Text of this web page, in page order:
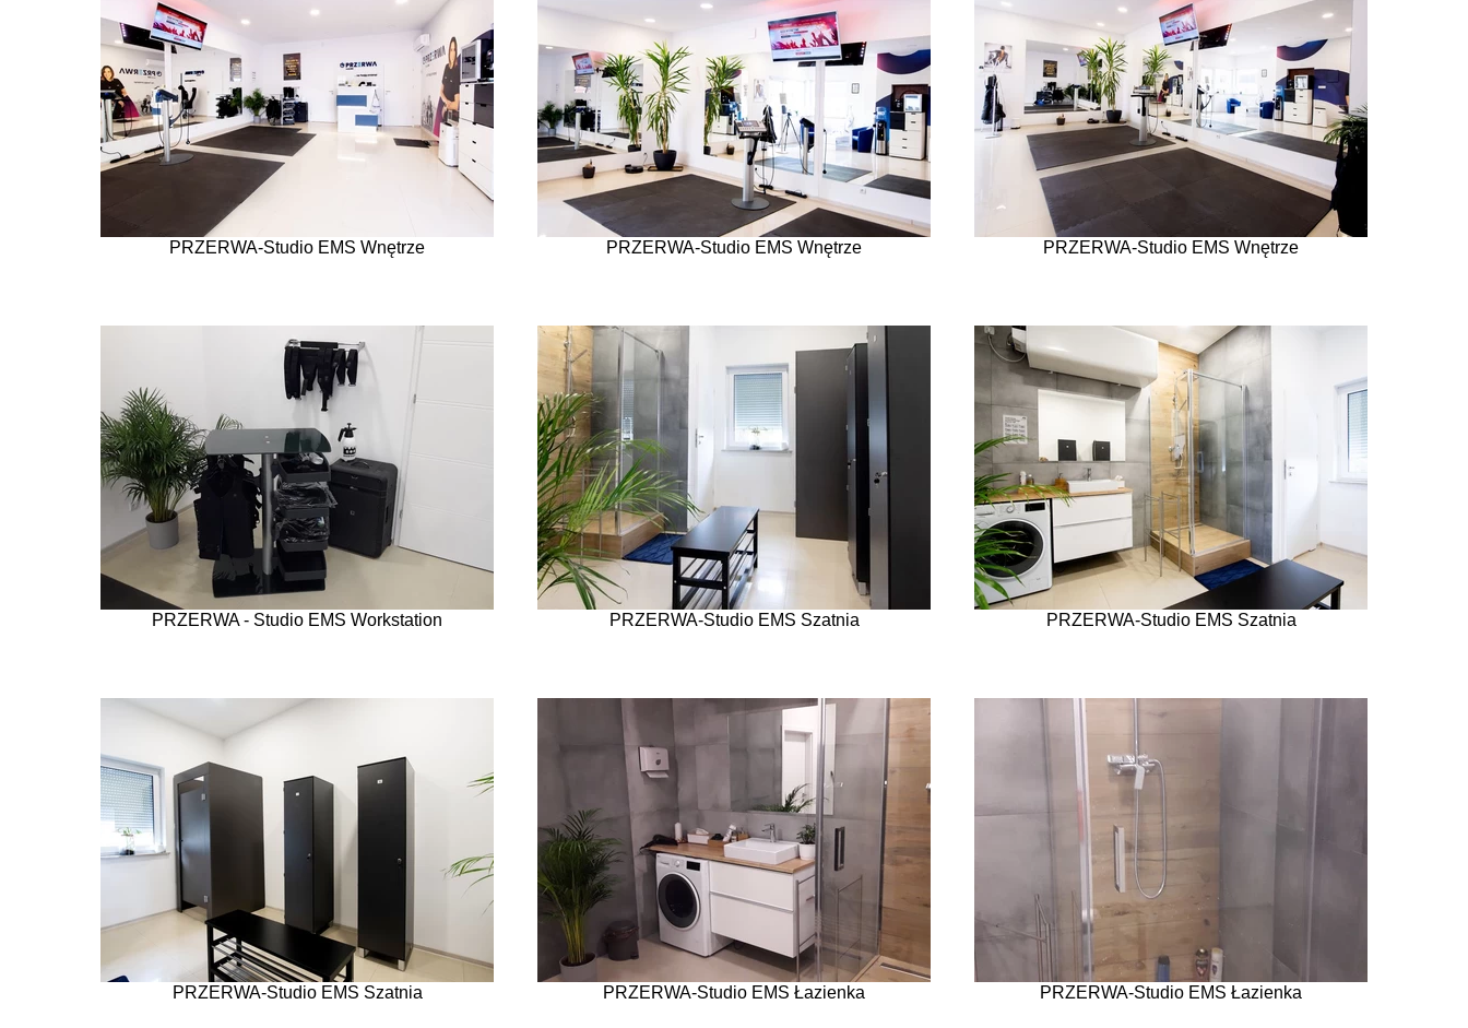
PRZERWA-Studio EMS Wnętrze PRZERWA-Studio EMS Wnętrze PRZERWA-Studio EMS Wnętrze
PRZERWA - Studio EMS Workstation PRZERWA-Studio EMS Szatnia PRZERWA-Studio EMS Szatnia
PRZERWA-Studio EMS Szatnia PRZERWA-Studio EMS Łazienka PRZERWA-Studio EMS Łazienka